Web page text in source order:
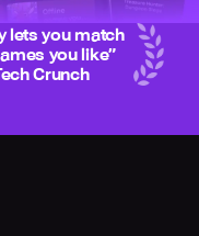
lets you match
you like”
Crunch